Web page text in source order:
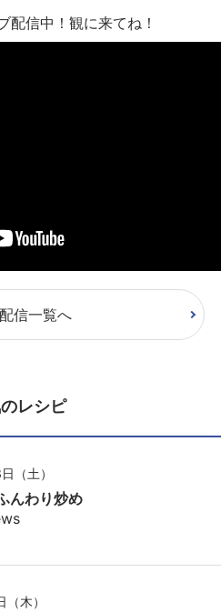
信中！観に来てね！
信一覧へ
レシピ
（土）
んわり炒め
木）